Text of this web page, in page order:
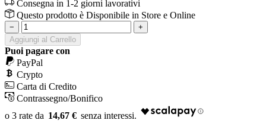
Consegna in 1-2 giorni lavorativi
Questo prodotto è Disponibile in Store e Online
−
+
Aggiungi al Carrello
Puoi pagare con
PayPal
Crypto
Carta di Credito
Contrassegno/Bonifico
14,67 €